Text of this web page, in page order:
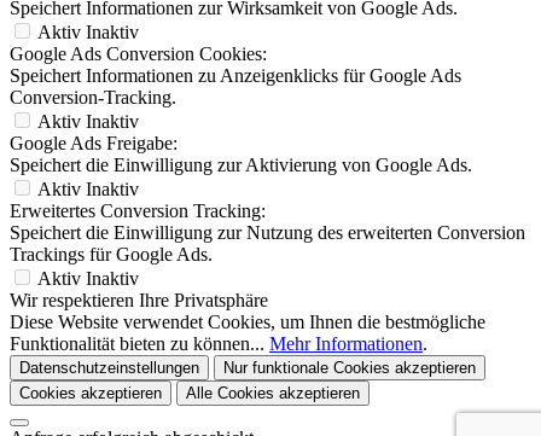
Speichert Informationen zur Wirksamkeit von Google Ads.
Aktiv Inaktiv
Google Ads Conversion Cookies:
Speichert Informationen zu Anzeigenklicks für Google Ads
Conversion-Tracking.
Aktiv Inaktiv
Google Ads Freigabe:
Speichert die Einwilligung zur Aktivierung von Google Ads.
Aktiv Inaktiv
Erweitertes Conversion Tracking:
Speichert die Einwilligung zur Nutzung des erweiterten Conversion
Trackings für Google Ads.
Aktiv Inaktiv
Wir respektieren Ihre Privatsphäre
Diese Website verwendet Cookies, um Ihnen die bestmögliche
Funktionalität bieten zu können... Mehr Informationen.
Datenschutzeinstellungen
Nur funktionale Cookies akzeptieren
Cookies akzeptieren
Alle Cookies akzeptieren